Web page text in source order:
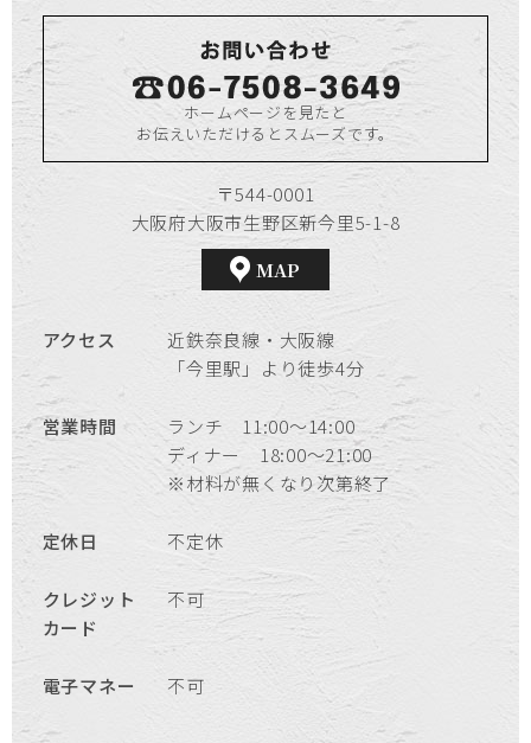
ホームページを見たと
お伝えいただけるとスムーズです。
〒544-0001
大阪府大阪市生野区新今里5-1-8
MAP
アクセス
近鉄奈良線・大阪線
「今里駅」より徒歩4分
営業時間
ランチ 11:00～14:00
ディナー 18:00～21:00
※材料が無くなり次第終了
定休日 不定休
クレジット
カード
不可
電子マネー 不可